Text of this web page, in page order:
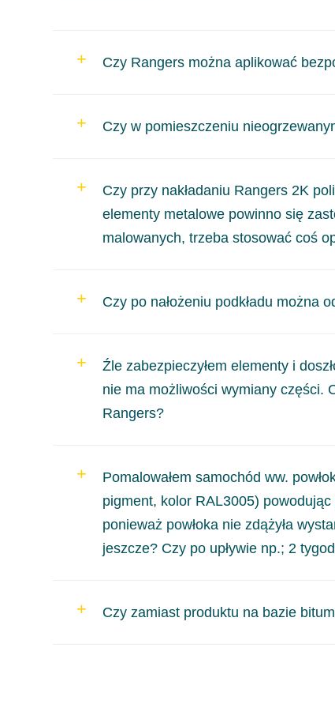
Czy Rangers można aplikować
Nie zaleca się aplikacji bezpośrednio na
Czy w pomieszczeniu
Minimalna temperatura do aplikacji wszelkich
określenia tego punktu służą specjalne
aplikować środki lakiernicze właśnie na
Czy przy nakładaniu Rangers 2K
elementy metalowe powinno się
malowanych, trzeba stosować coś
Jeżeli stara powłoka nie budzi podejrzeń, co
Produkty należy dobierać zgodnie z
Czy po nałożeniu podkładu można
Wszystko zależy od tego jakiego podkładu
Źle zabezpieczyłem elementy i
nie ma możliwości wymiany części.
Rangers?
Zgodnie z zasadą, używamy środków od
zabezpieczane woskami i środkami
się żadnym preparatem, który nie uszkodzi
Pomalowałem samochód ww.
pigment, kolor RAL3005) powodując
ponieważ powłoka nie zdążyła
jeszcze? Czy po upływie np.; 2
W przypadku konieczności ponownego
Czy zamiast produktu na bazie